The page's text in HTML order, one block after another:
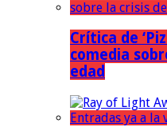
Crítica de
comedia
edad